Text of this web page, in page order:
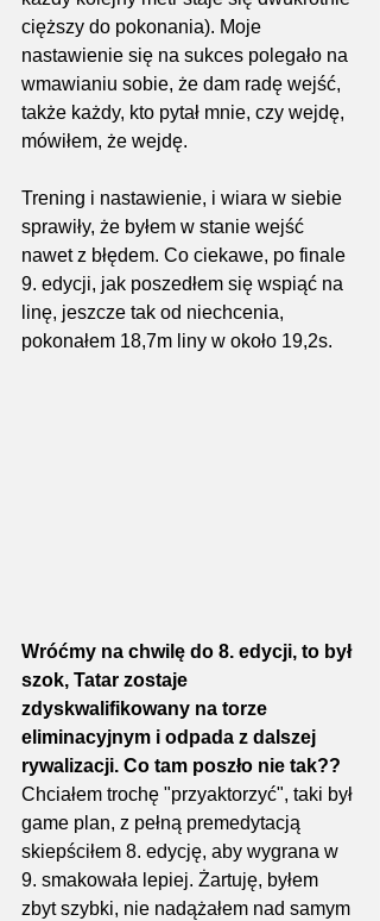
cięższy do pokonania). Moje
nastawienie się na sukces polegało na
wmawianiu sobie, że dam radę wejść,
także każdy, kto pytał mnie, czy wejdę,
mówiłem, że wejdę.
Trening i nastawienie, i wiara w siebie
sprawiły, że byłem w stanie wejść
nawet z błędem. Co ciekawe, po finale
9. edycji, jak poszedłem się wspiąć na
linę, jeszcze tak od niechcenia,
pokonałem 18,7m liny w około 19,2s.
Wróćmy na chwilę do 8. edycji, to był
szok, Tatar zostaje
zdyskwalifikowany na torze
eliminacyjnym i odpada z dalszej
rywalizacji. Co tam poszło nie tak??
Chciałem trochę "przyaktorzyć", taki był
game plan, z pełną premedytacją
skiepściłem 8. edycję, aby wygrana w
9. smakowała lepiej. Żartuję, byłem
zbyt szybki, nie nadążałem nad samym